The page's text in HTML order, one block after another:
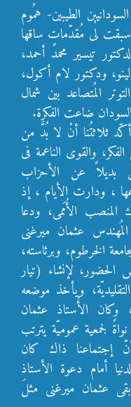
الطيبين- همُوم
لى مُقدّماتٍ ساقها
كلٌ من الدكتور تيسير محمد أحمد،
ودكتور لام أكول،
المُتصاعد بين شمال
ضاعت الفكرة.
ثلاثتُنا أنْ لا بُدَّ من
والقوى الناعمة فى
بديلاً عن الأحزاب
، ودارت الأيام ، إذ
الأُمَمى، ودعا
عثمان ميرغنى
الخرطوم، وبرئاسته،
لإنشاء (تيار
ويأخذ موضعه
وكان الأُستاذ عثمان
لجمعية عموميّة يترتب
إجتماعنا ذاك كان
أمام دعوة الأستاذ
عثمان ميرغنى مثلَ